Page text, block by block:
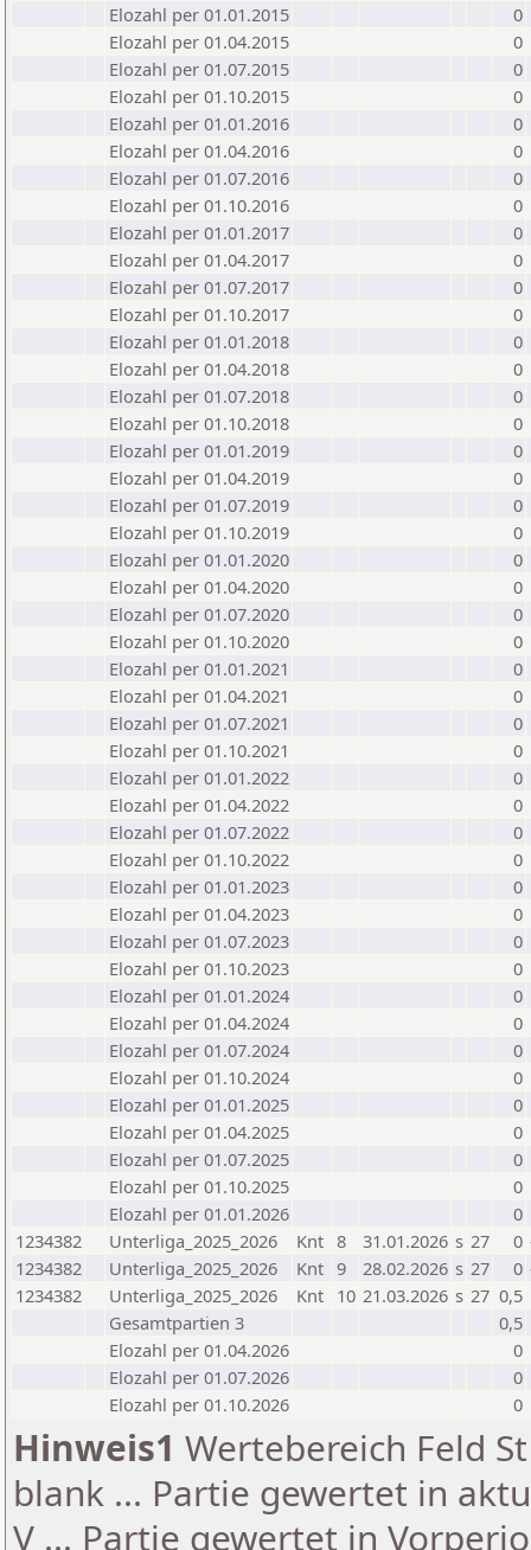
Elozahl per 01.01.2015
0
Elozahl per 01.04.2015
0
Elozahl per 01.07.2015
0
Elozahl per 01.10.2015
0
Elozahl per 01.01.2016
0
Elozahl per 01.04.2016
0
Elozahl per 01.07.2016
0
Elozahl per 01.10.2016
0
Elozahl per 01.01.2017
0
Elozahl per 01.04.2017
0
Elozahl per 01.07.2017
0
Elozahl per 01.10.2017
0
Elozahl per 01.01.2018
0
Elozahl per 01.04.2018
0
Elozahl per 01.07.2018
0
Elozahl per 01.10.2018
0
Elozahl per 01.01.2019
0
Elozahl per 01.04.2019
0
Elozahl per 01.07.2019
0
Elozahl per 01.10.2019
0
Elozahl per 01.01.2020
0
Elozahl per 01.04.2020
0
Elozahl per 01.07.2020
0
Elozahl per 01.10.2020
0
Elozahl per 01.01.2021
0
Elozahl per 01.04.2021
0
Elozahl per 01.07.2021
0
Elozahl per 01.10.2021
0
Elozahl per 01.01.2022
0
Elozahl per 01.04.2022
0
Elozahl per 01.07.2022
0
Elozahl per 01.10.2022
0
Elozahl per 01.01.2023
0
Elozahl per 01.04.2023
0
Elozahl per 01.07.2023
0
Elozahl per 01.10.2023
0
Elozahl per 01.01.2024
0
Elozahl per 01.04.2024
0
Elozahl per 01.07.2024
0
Elozahl per 01.10.2024
0
Elozahl per 01.01.2025
0
Elozahl per 01.04.2025
0
Elozahl per 01.07.2025
0
Elozahl per 01.10.2025
0
Elozahl per 01.01.2026
0
1234382
Unterliga_2025_2026 Knt 8 31.01.2026 s 27 0
1234382
Unterliga_2025_2026 Knt 9 28.02.2026 s 27 0
1234382
Unterliga_2025_2026 Knt 10 21.03.2026 s 27 0,5
Gesamtpartien 3
0,5
Elozahl per 01.04.2026
0
Elozahl per 01.07.2026
0
Elozahl per 01.10.2026
0
Hinweis1 Wertebereich Feld
blank ... Partie gewertet in
V ... Partie gewertet in